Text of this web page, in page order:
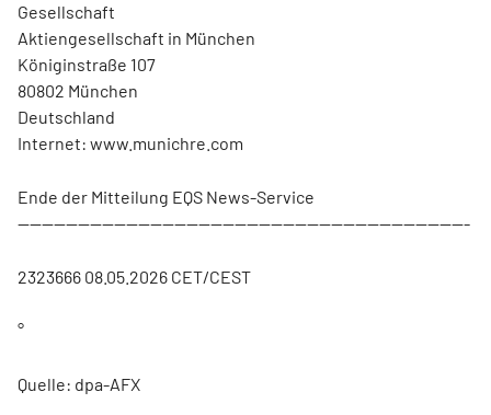
Gesellschaft
Aktiengesellschaft in München
Königinstraße 107
80802 München
Deutschland
Internet: www.munichre.com
Ende der Mitteilung EQS News-Service
---------------------------------------------------------------------------
2323666 08.05.2026 CET/CEST
°
Quelle: dpa-AFX